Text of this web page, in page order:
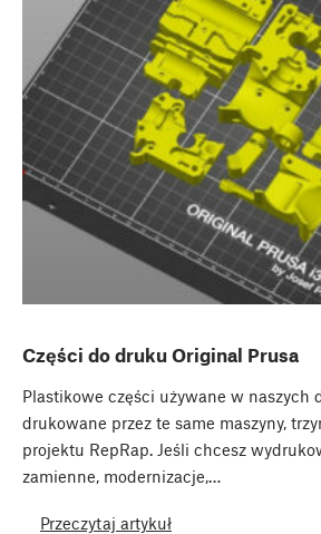
Części do druku Original Prusa
Plastikowe części używane w naszych
drukowane przez te same maszyny,
projektu RepRap. Jeśli chcesz
zamienne, modernizacje,…
Przeczytaj artykuł